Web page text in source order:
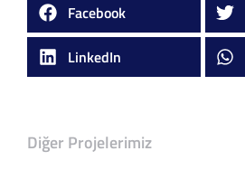
Facebook
LinkedIn
Diğer Projelerimiz